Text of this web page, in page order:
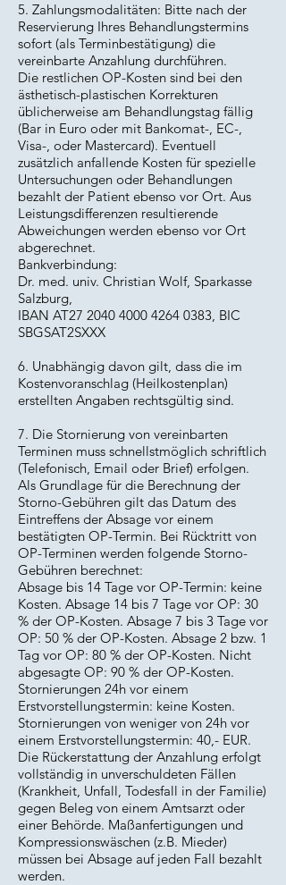
5. Zahlungsmodalitäten: Bitte nach der
Reservierung Ihres Behandlungstermins
sofort (als Terminbestätigung) die
vereinbarte Anzahlung durchführen.
Die restlichen OP-Kosten sind bei den
ästhetisch-plastischen Korrekturen
üblicherweise am Behandlungstag fällig
(Bar in Euro oder mit Bankomat-, EC-,
Visa-, oder Mastercard). Eventuell
zusätzlich anfallende Kosten für spezielle
Untersuchungen oder Behandlungen
bezahlt der Patient ebenso vor Ort. Aus
Leistungsdifferenzen resultierende
Abweichungen werden ebenso vor Ort
abgerechnet.
Bankverbindung:
Dr. med. univ. Christian Wolf, Sparkasse
Salzburg,
IBAN AT27 2040 4000 4264 0383, BIC
SBGSAT2SXXX
6. Unabhängig davon gilt, dass die im
Kostenvoranschlag (Heilkostenplan)
erstellten Angaben rechtsgültig sind.
7. Die Stornierung von vereinbarten
Terminen muss schnellstmöglich schriftlich
(Telefonisch, Email oder Brief) erfolgen.
Als Grundlage für die Berechnung der
Storno-Gebühren gilt das Datum des
Eintreffens der Absage vor einem
bestätigten OP-Termin. Bei Rücktritt von
OP-Terminen werden folgende Storno-
Gebühren berechnet:
Absage bis 14 Tage vor OP-Termin: keine
Kosten. Absage 14 bis 7 Tage vor OP: 30
% der OP-Kosten. Absage 7 bis 3 Tage vor
OP: 50 % der OP-Kosten. Absage 2 bzw. 1
Tag vor OP: 80 % der OP-Kosten. Nicht
abgesagte OP: 90 % der OP-Kosten.
Stornierungen 24h vor einem
Erstvorstellungstermin: keine Kosten.
Stornierungen von weniger von 24h vor
einem Erstvorstellungstermin: 40,- EUR.
Die Rückerstattung der Anzahlung erfolgt
vollständig in unverschuldeten Fällen
(Krankheit, Unfall, Todesfall in der Familie)
gegen Beleg von einem Amtsarzt oder
einer Behörde. Maßanfertigungen und
Kompressionswäschen (z.B. Mieder)
müssen bei Absage auf jeden Fall bezahlt
werden.